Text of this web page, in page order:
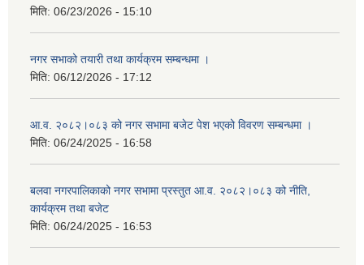
मिति: 06/23/2026 - 15:10
नगर सभाको तयारी तथा कार्यक्रम सम्बन्धमा ।
मिति: 06/12/2026 - 17:12
आ.व. २०८२।०८३ को नगर सभामा बजेट पेश भएको विवरण सम्बन्धमा ।
मिति: 06/24/2025 - 16:58
बलवा नगरपालिकाको नगर सभामा प्रस्तुत आ.व. २०८२।०८३ को नीति,
कार्यक्रम तथा बजेट
मिति: 06/24/2025 - 16:53